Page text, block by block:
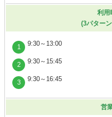
利用
(3パター
9:30～13:00
9:30～15:45
9:30～16:45
営